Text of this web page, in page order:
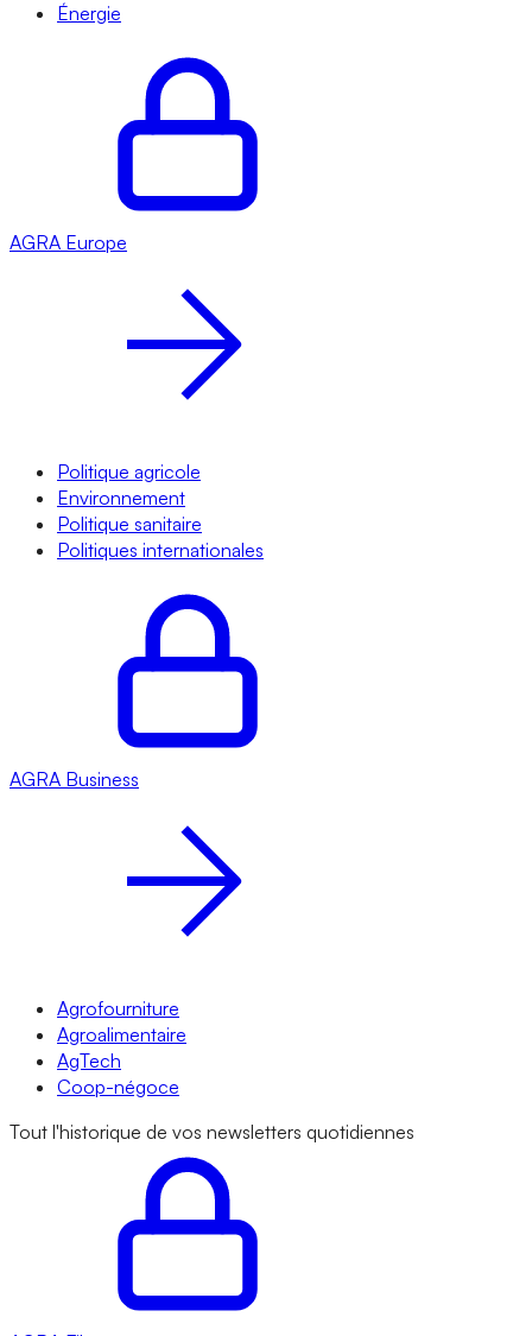
Énergie
AGRA Europe
Politique agricole
Environnement
Politique sanitaire
Politiques internationales
AGRA Business
Agrofourniture
Agroalimentaire
AgTech
Coop-négoce
Tout l'historique de vos newsletters quotidiennes